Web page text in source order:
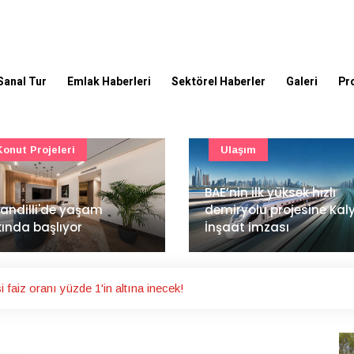
Tur Emlak Haberleri Sektörel Haberler Galeri
ilk yüksek hızlı
projesine Kalyon
imzası
Mimarlık ve mühendislik
projeleri e-PYS ile dijital
ortama taşınacak
Güncel
faiz oranı yüzde 1'in altına inecek!